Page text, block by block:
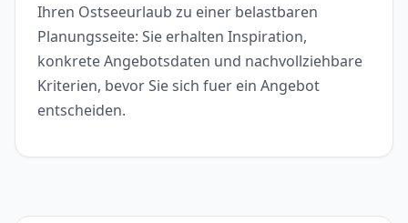
Ihren Ostseeurlaub zu einer belastbaren
Planungsseite: Sie erhalten Inspiration,
konkrete Angebotsdaten und nachvollziehbare
Kriterien, bevor Sie sich fuer ein Angebot
entscheiden.